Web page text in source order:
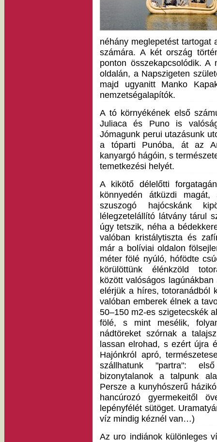
néhány meglepetést tartogat
számára. A két ország
ponton összekapcsolódik.
oldalán, a Napszigeten
majd ugyanitt Manko
nemzetségalapítók.
A tó környékének első
Juliaca és Puno is
Jómagunk perui utazásunk
a tóparti Punóba, át az
kanyargó hágóin, s
temetkezési helyét.
A kikötő délelőtti
könnyedén átküzdi
szuszogó hajócskánk
lélegzetelállító látvány tárul
úgy tetszik, néha a
valóban kristálytiszta és
már a bolíviai oldalon
méter fölé nyúló, hófödte
körülöttünk élénkzöld
között valóságos
elérjük a híres, totoranádból
valóban emberek élnek a
50–150 m2-es szigetecskék
fölé, s mint mesélik,
nádtöreket szórnak a
lassan elrohad, s ezért újra
Hajónkról apró,
szállhatunk "partra":
bizonytalanok a talpunk
Persze a kunyhószerű
hancúrozó gyermekeitől
lepényfélét sütöget.
víz mindig kéznél van…)
Az uro indiánok különleges